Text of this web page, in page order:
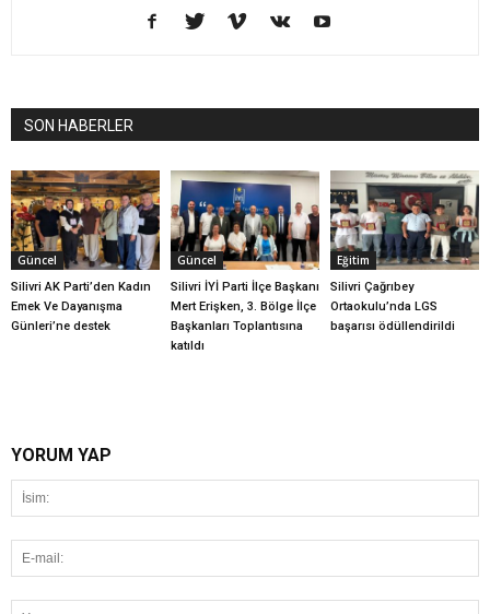
SON HABERLER
Güncel
Silivri AK Parti’den Kadın
Emek Ve Dayanışma
Günleri’ne destek
Güncel
Silivri İYİ Parti İlçe Başkanı
Mert Erişken, 3. Bölge İlçe
Başkanları Toplantısına
katıldı
Eğitim
Silivri Çağrıbey
Ortaokulu’nda LGS
başarısı ödüllendirildi
YORUM YAP